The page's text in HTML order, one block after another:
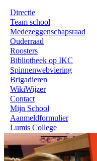
Directie
Team school
Medezeggenschapsraad
Ouderraad
Roosters
Bibliotheek op IKC
Spinnenwebviering
Brigadieren
WikiWijzer
Contact
Mijn School
Aanmeldformulier
Lumis College